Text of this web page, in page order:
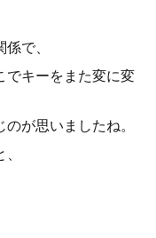
で、
でキーをまた変に変
が思いましたね。